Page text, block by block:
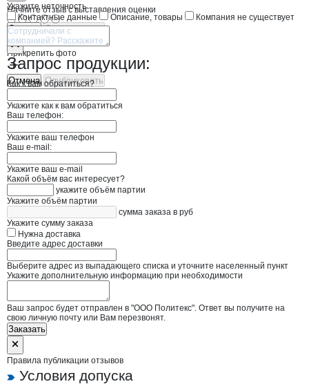
Начните отзыв с выставления оценки
Прикрепить фото
Отмена Опубликовать
Укажите неточность
Контактные данные
Описание, товары Компания не существует
Отмена Опубликовать
Запрос продукции:
Как к вам обратиться?
Укажите как к вам обратиться
Ваш телефон:
Укажите ваш телефон
Ваш e-mail:
Укажите ваш e-mail
Какой объём вас интересует?
укажите объём партии
Укажите объём партии
сумма заказа в руб
Укажите сумму заказа
Нужна доставка
Введите адрес доставки
Выберите адрес из выпадающего списка и уточните населенный пункт
Укажите дополнительную информацию при необходимости
Ваш запрос будет отправлен в "ООО Политекс". Ответ вы получите на
свою личную почту или Вам перезвонят.
Заказать
Правила публикации отзывов
Условия допуска